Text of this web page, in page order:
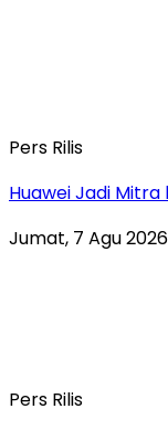
Pers Rilis
Huawei Jadi Mitra
Jumat, 7 Agu
Pers Rilis